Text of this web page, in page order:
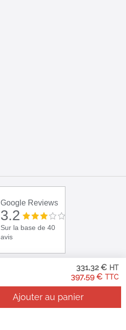
397,59 €
331,32 €
Ajouter au panier
Google Reviews
3.2
Sur la base de 40
avis